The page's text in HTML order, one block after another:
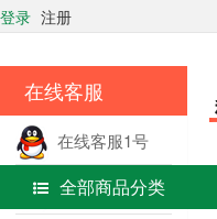
在线客服
在线客服1号
在线客服2号
登录 注册
全部商品分类